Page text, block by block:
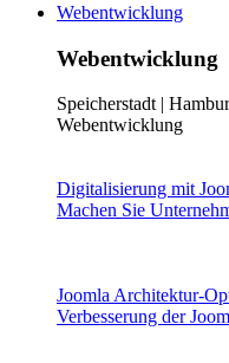
Webentwicklung
Webentwicklung
Speicherstadt |
Webentwicklung
Digitalisierung mit
Machen Sie
Joomla Architektur-
Verbesserung der